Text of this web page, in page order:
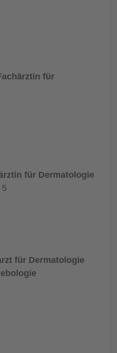
für
für Dermatologie
für Dermatologie